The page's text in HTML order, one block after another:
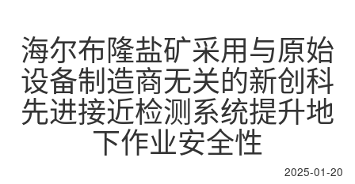
海尔布隆盐矿采用与原始
设备制造商无关的新创科
先进接近检测系统提升地
下作业安全性
2025-01-20